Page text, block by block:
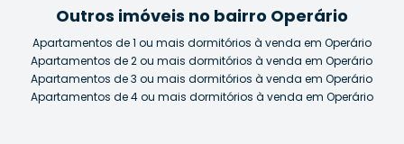
Outros imóveis no bairro Operário
Apartamentos de 1 ou mais dormitórios à venda em Operário
Apartamentos de 2 ou mais dormitórios à venda em Operário
Apartamentos de 3 ou mais dormitórios à venda em Operário
Apartamentos de 4 ou mais dormitórios à venda em Operário